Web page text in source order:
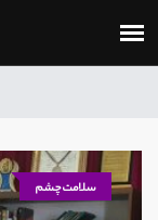
سلامت چشم